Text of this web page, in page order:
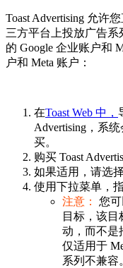
Toast Advertising 允许
三方平台上投放广告
的 Google 企业账户和
户和 Meta 账户：
在Toast Web 中，
Advertising，系
买。
购买 Toast
如果适用，请选
使用下拉菜单，
注意： 您
目标，该
动，而不是
仅适用于
系列不兼容